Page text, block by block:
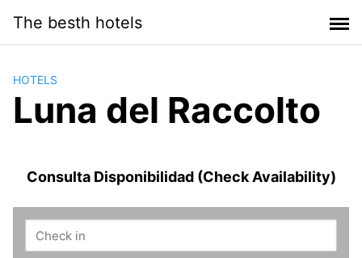
contenido
The besth hotels
HOTELS
Luna del Raccolto
Consulta Disponibilidad (Check Availability)